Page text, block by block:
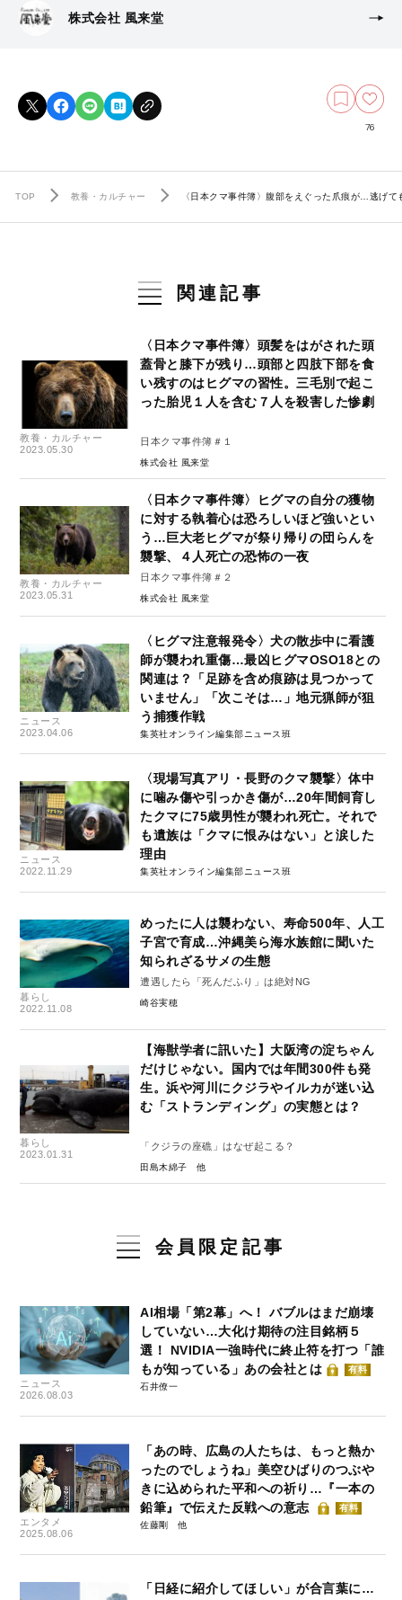
株式会社 風来堂
76
TOP 教養・カルチャー 〈日本クマ事件簿〉腹部をえぐった爪痕が…逃げ
関連記事
教養・カルチャー
2023.05.30
〈日本クマ事件簿〉頭髪をはがされた頭
蓋骨と膝下が残り…頭部と四肢下部を食
い残すのはヒグマの習性。三毛別で起こ
った胎児１人を含む７人を殺害した惨劇
日本クマ事件簿＃１
株式会社 風来堂
教養・カルチャー
2023.05.31
〈日本クマ事件簿〉ヒグマの自分の獲物
に対する執着心は恐ろしいほど強いとい
う…巨大老ヒグマが祭り帰りの団らんを
襲撃、４人死亡の恐怖の一夜
日本クマ事件簿＃２
株式会社 風来堂
ニュース
2023.04.06
〈ヒグマ注意報発令〉犬の散歩中に看護
師が襲われ重傷…最凶ヒグマOSO18との
関連は？「足跡を含め痕跡は見つかって
いません」「次こそは…」地元猟師が狙
う捕獲作戦
集英社オンライン編集部ニュース班
ニュース
2022.11.29
〈現場写真アリ・長野のクマ襲撃〉体中
に噛み傷や引っかき傷が…20年間飼育し
たクマに75歳男性が襲われ死亡。それで
も遺族は「クマに恨みはない」と涙した
理由
集英社オンライン編集部ニュース班
暮らし
2022.11.08
めったに人は襲わない、寿命500年、人工
子宮で育成…沖縄美ら海水族館に聞いた
知られざるサメの生態
遭遇したら「死んだふり」は絶対NG
崎谷実穂
暮らし
2023.01.31
【海獣学者に訊いた】大阪湾の淀ちゃん
だけじゃない。国内では年間300件も発
生。浜や河川にクジラやイルカが迷い込
む「ストランディング」の実態とは？
「クジラの座礁」はなぜ起こる？
田島木綿子
会員限定記事
ニュース
2026.08.03
AI相場「第2幕」へ！ バブルはまだ崩壊
していない…大化け期待の注目銘柄５
選！ NVIDIA一強時代に終止符を打つ「誰
もが知っている」あの会社とは
有料
石井僚一
エンタメ
2025.08.06
「あの時、広島の人たちは、もっと熱か
ったのでしょうね」美空ひばりのつぶや
きに込められた平和への祈り…『一本の
鉛筆』で伝えた反戦への意志
有料
佐藤剛
「日経に紹介してほしい」が合言葉に…